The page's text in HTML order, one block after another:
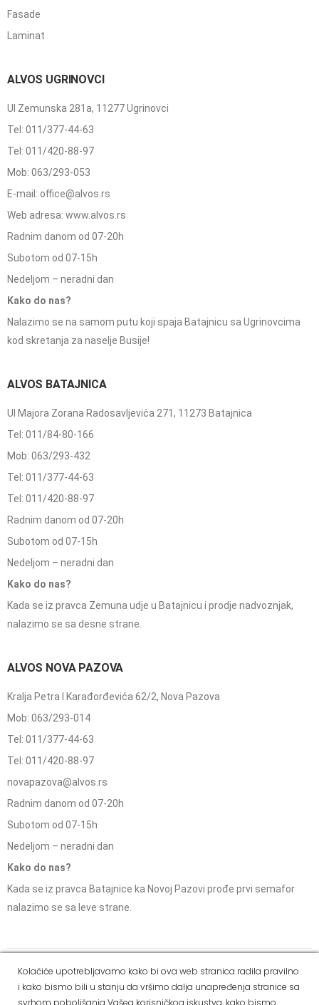
Fasade
Laminat
ALVOS UGRINOVCI
Ul Zemunska 281a, 11277 Ugrinovci
Tel: 011/377-44-63
Tel: 011/420-88-97
Mob: 063/293-053
E-mail: office@alvos.rs
Web adresa: www.alvos.rs
Radnim danom od 07-20h
Subotom od 07-15h
Nedeljom – neradni dan
Kako do nas?
Nalazimo se na samom putu koji spaja Batajnicu sa Ugrinovcima
kod skretanja za naselje Busije!
ALVOS BATAJNICA
Ul Majora Zorana Radosavljevića 271, 11273 Batajnica
Tel: 011/84-80-166
Mob: 063/293-432
Tel: 011/377-44-63
Tel: 011/420-88-97
Radnim danom od 07-20h
Subotom od 07-15h
Nedeljom – neradni dan
Kako do nas?
Kada se iz pravca Zemuna udje u Batajnicu i prodje nadvoznjak,
nalazimo se sa desne strane.
ALVOS NOVA PAZOVA
Kralja Petra I Karađorđevića 62/2, Nova Pazova
Mob: 063/293-014
Tel: 011/377-44-63
Tel: 011/420-88-97
novapazova@alvos.rs
Radnim danom od 07-20h
Subotom od 07-15h
Nedeljom – neradni dan
Kako do nas?
Kada se iz pravca Batajnice ka Novoj Pazovi prođe prvi semafor
nalazimo se sa leve strane.
Dostava i
Politika Kako Reklamacije i pravo
Social Media
Kolačiće upotrebljavamo kako bi ova web stranica radila pravilno
i kako bismo bili u stanju da vršimo dalja unapređenja stranice sa
svrhom poboljšanja Vašeg korisničkog iskustva, kako bismo